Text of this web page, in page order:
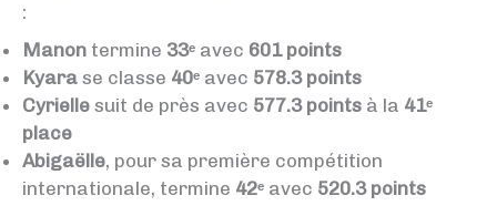
:
Manon termine 33ᵉ avec 601 points
Kyara se classe 40ᵉ avec 578.3 points
Cyrielle suit de près avec 577.3 points à la 41ᵉ
place
Abigaëlle, pour sa première compétition
internationale, termine 42ᵉ avec 520.3 points